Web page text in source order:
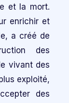
et la mort.
enrichir et
a créé de
des
vivant des
exploité,
des